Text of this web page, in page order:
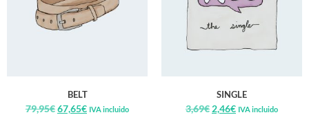
BELT
79,95€67,65€ IVA incluido
SINGLE
3,69€ 2,46€ IVA incluido